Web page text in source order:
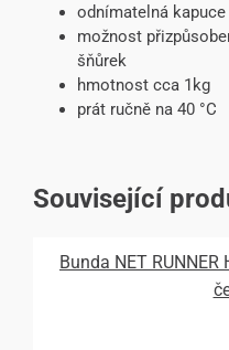
odnímatelná kapuce
možnost
šňůrek
hmotnost cca 1kg
prát ručně na 40 °C
Související
Bunda NET